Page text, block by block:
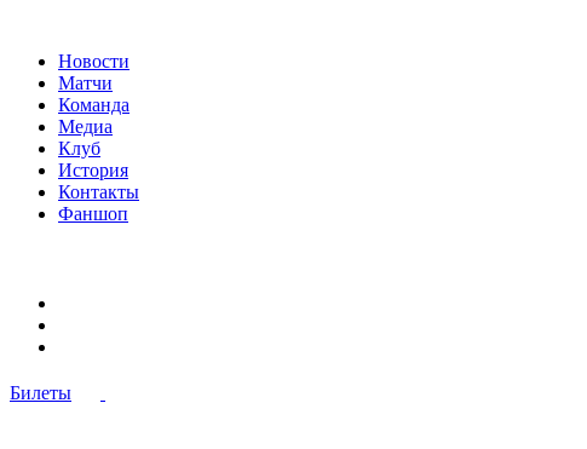
Новости
Матчи
Команда
Медиа
Клуб
История
Контакты
Фаншоп
Билеты